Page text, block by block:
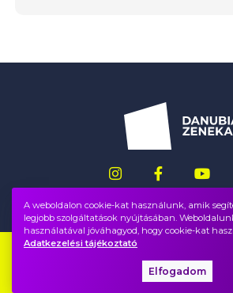
A weboldalon cookie-kat használunk, amik
legjobb szolgáltatások nyújtásában.
használatával jóváhagyod, hogy cookie-kat
Adatkezelési tájékoztató
Elfogadom
Impresszum
Adatvédelem, ÁSZF